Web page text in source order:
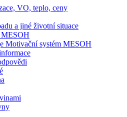
VO, teplo, ceny
a jiné životní situace
Motivační systém MESOH